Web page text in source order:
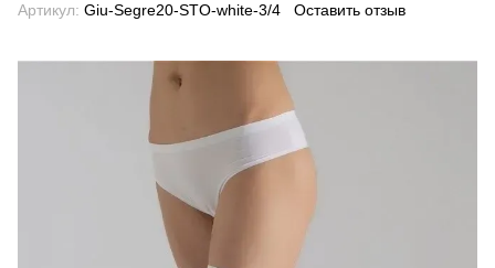
Артикул: Giu-Segre20-STO-white-3/4 Оставить отзыв